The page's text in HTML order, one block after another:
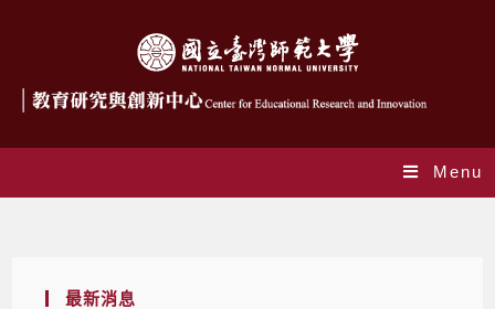
Menu
最新消息